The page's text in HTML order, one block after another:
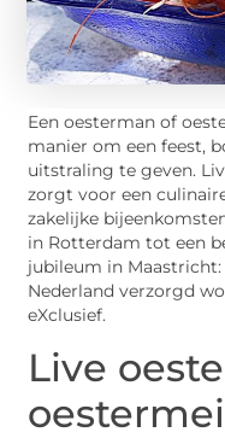
Een oesterman of
manier om een feest,
uitstraling te geven.
zorgt voor een
zakelijke
in Rotterdam tot een
jubileum in
Nederland verzorgd
eXclusief.
Live